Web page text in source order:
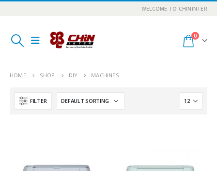
WELCOME TO CHININTER
0
HOME SHOP DIY MACHINES
FILTER